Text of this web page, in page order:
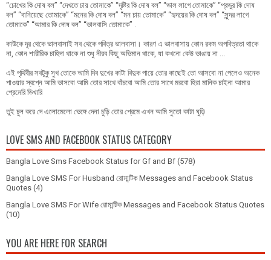
“চোখের কি দোষ বল” “দেখতে চায় তোমাকে” “দৃষ্টির কি দোষ বল” “ভাল লাগে তোমাকে” “প্রভুর কি দোষ
বল” “বানিয়েছে তোমাকে” “মনের কি দোষ বল” “মন চায় তোমাকে” “হৃদয়ের কি দোষ বল” “সুন্দর লাগে
তোমাকে” “আমার কি দোষ বল” “ভালবাসি তোমাকে” .
কাউকে দূর থেকে ভালবাসাই সব থেকে পবিত্র ভালবাসা। কারণ এ ভালবাসায় কোন রকম অপবিত্রতা থাকে
না, কোন শারীরিক চাহিদা থাকে না শুধু নীরব কিছু অভিমান থাকে, যা কখনো কেউ ভাঙায় না ...
এই পৃথিবীর সবটুকু সুখ তোকে আমি দিব দুখের কাটা বিদুক পায়ে তোর কাছেই তো আসবো না পেলেও অনেক
পাওয়ার স্বপ্নে আমি ভাসবো আমি তোর সাথে বাঁচবো আমি তোর সাথে মরবো হিরা মানিক চাইনা আমার
প্রেমেরি ভিখারি
তুই চুল করে দে এলোমেলো ভেঙ্গে দেনা চুড়ি তোর প্রেমে এখন আমি সুতো কাটা ঘুড়ি
LOVE SMS AND FACEBOOK STATUS CATEGORY
Bangla Love Sms Facebook Status for Gf and Bf (578)
Bangla Love SMS For Husband রোমান্টিক Messages and Facebook Status
Quotes (4)
Bangla Love SMS For Wife রোমান্টিক Messages and Facebook Status Quotes
(10)
YOU ARE HERE FOR SEARCH